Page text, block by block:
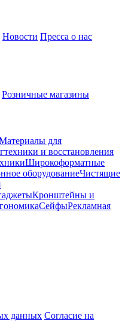
Новости Пресса о нас
Розничные магазины
для
и восстановления
Широкоформатные
оборудованиеЧистящие
Кронштейны и
СейфыРекламная
данных Согласие на